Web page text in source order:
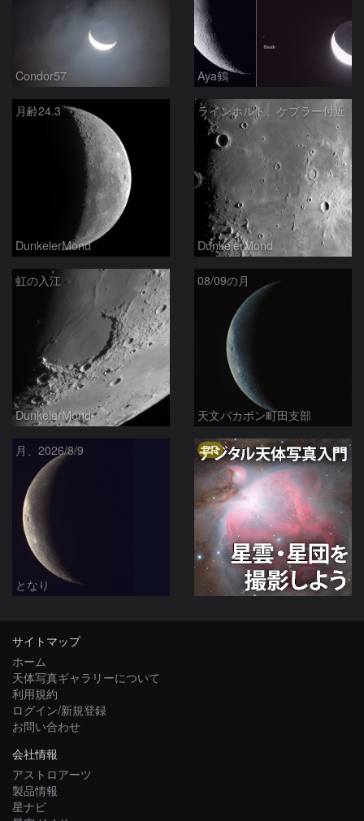
Condor57 Aya鶴
月齢24.3
DunkelerMond
ラインホルト、ケプラー付近
DunkelerMond
虹の入江
DunkelerMond
08/09の月
天文バカボン町田支部
月、2026/8/9
となり
PR
サイトマップ
ホーム
天体写真ギャラリーについて
利用規約
ログイン/新規登録
お問い合わせ
会社情報
アストロアーツ
製品情報
星ナビ